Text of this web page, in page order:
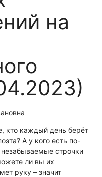
на
кто каждый день берёт
А у кого есть по-
строчки
ли вы их
руку – значит